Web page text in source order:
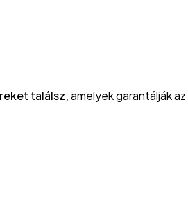
találsz,amelyek garantálják az